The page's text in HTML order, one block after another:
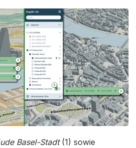
Basel-Stadt(1) sowie